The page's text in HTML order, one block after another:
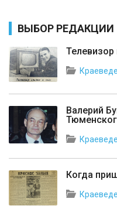
ВЫБОР РЕДАКЦИИ
Телевизор
Валерий
Когда